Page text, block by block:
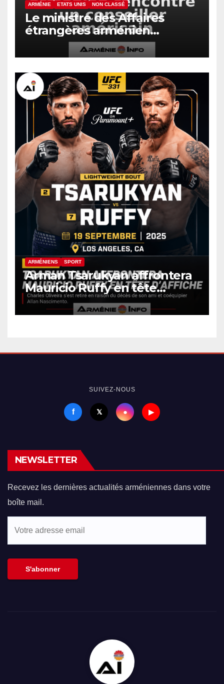
ARMÉNIE ETATS UNIS NON CLASSÉ
Le ministre des Affaires
étrangères arménien
rencontre un conseiller
américain
ARMÉNIENS SPORT
Arman Tsarukyan affrontera
Mauricio Ruffy en tête
d’affiche de l’UFC 331
SUIVEZ-NOUS
f 𝕏 ● ▶
NEWSLETTER
Recevez les dernières actualités arméniennes dans votre
boîte mail.
S'abonner